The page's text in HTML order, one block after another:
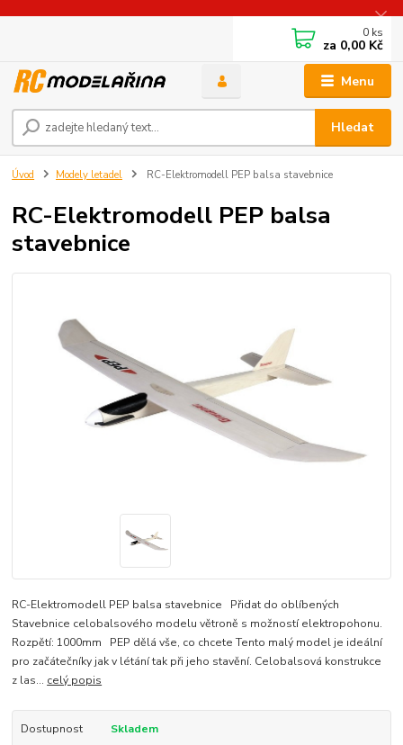
Menu
Hledat
0 ks
za 0,00 Kč
Úvod Modely letadel RC-Elektromodell PEP balsa stavebnice
RC-Elektromodell PEP balsa
stavebnice
RC-Elektromodell PEP balsa stavebnice Přidat do oblíbených
Stavebnice celobalsového modelu větroně s možností elektropohonu.
Rozpětí: 1000mm PEP dělá vše, co chcete Tento malý model je ideální
pro začátečníky jak v létání tak při jeho stavění. Celobalsová konstrukce
z las... celý popis
Dostupnost
Skladem